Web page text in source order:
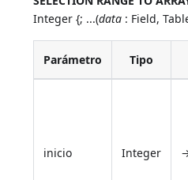
Integer {; ...(data : Field,
Parámetro Tipo
inicio Integer